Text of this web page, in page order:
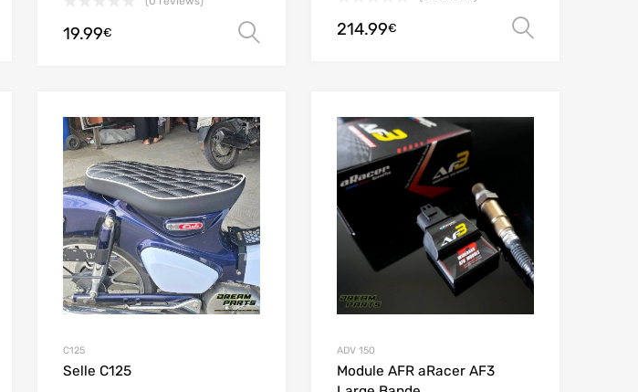
Scegli19.99€ Scegli214.99€
Add to Wishlist
Add to Compare
Add to Wishlist
Add to Compare
C125
Selle C125
ADV 150
Module AFR aRacer AF3